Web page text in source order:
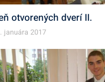
otvorených dverí II.
januára 2017